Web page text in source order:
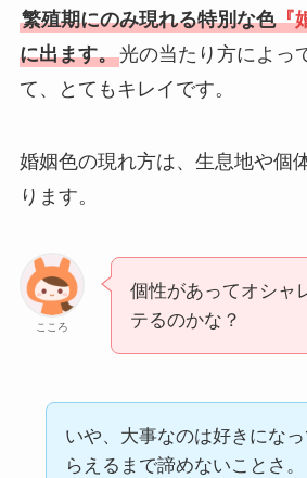
繁殖期にのみ現れる特別な色『
に出ます。光の当たり方によっ
て、とてもキレイです。
婚姻色の現れ方は、生息地や個
ります。
こころ
個性があってオシャ
テるのかな？
いや、大事なのは好きにな
らえるまで諦めないことさ。